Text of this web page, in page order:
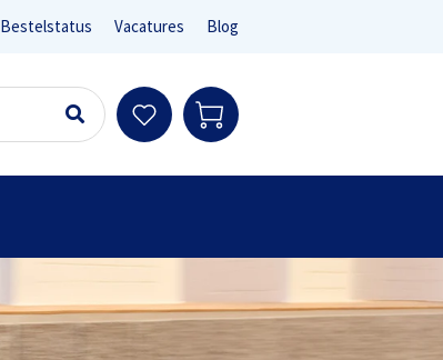
Bestelstatus Vacatures Blog